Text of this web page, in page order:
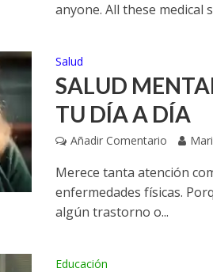
anyone. All these medical
Salud
SALUD
TU DÍA A DÍA
Añadir Comentario
Merece tanta atención
enfermedades físicas.
algún trastorno o...
Educación